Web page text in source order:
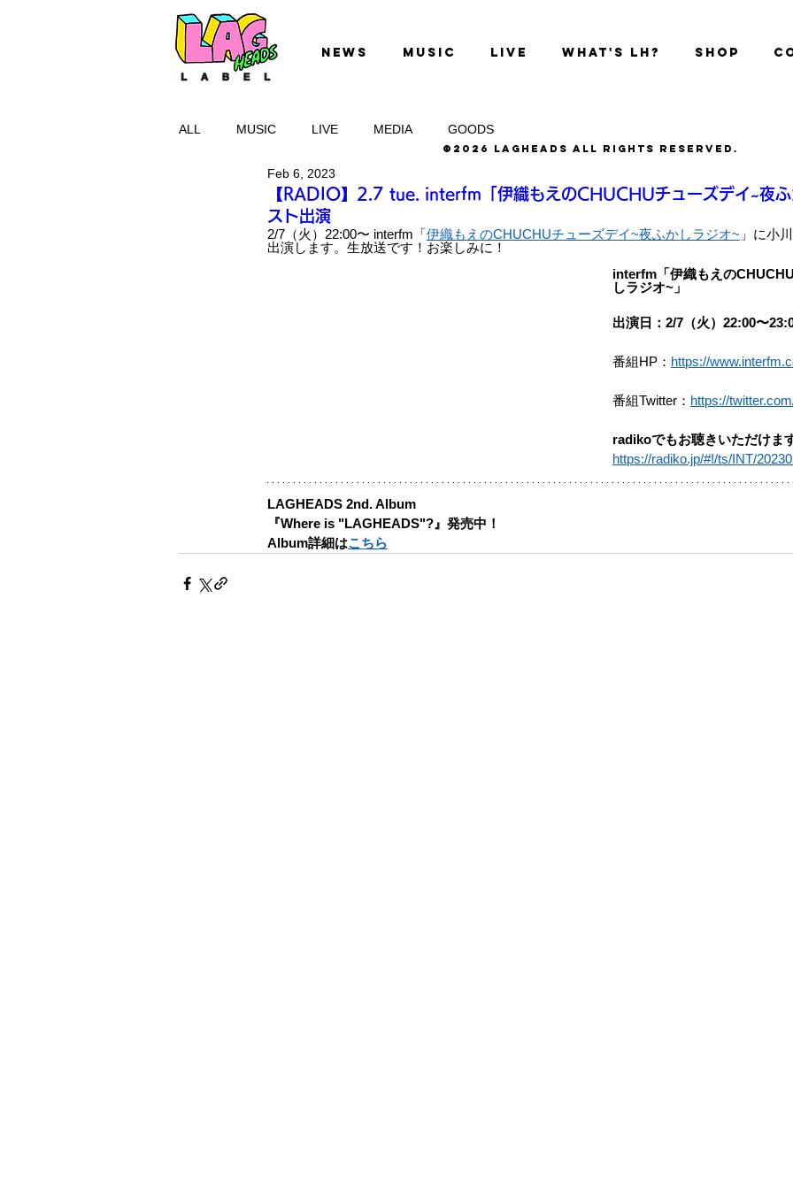
NEWS MUSIC LIVE WHAT'S LH? SHOP
ALL MUSIC LIVE MEDIA GOODS
【RADIO】2.7 tue. interfm「伊織もえのCHUCHUチューズデイ~夜ふ
スト出演
Feb 6, 2023
2/7（火）22:00〜 interfm「伊織もえのCHUCHUチューズデイ~夜ふかしラジオ~ 」に小
出演します。生放送です！お楽しみに！
interfm「伊織もえの
しラジオ~」
出演日：2/7（火）22:00〜
番組HP： https://
番組Twitter： https://
radikoでもお聴きいただけま
https://radiko.jp/#!/ts/INT/
LAGHEADS 2nd. Album
『Where is "LAGHEADS"?』発売中！
Album詳細はこちら
©2026 LAGHEADS All Rights Reserved.